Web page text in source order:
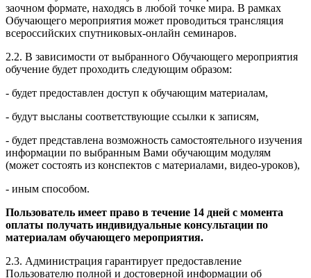
заочном формате, находясь в любой точке мира. В рамках
Обучающего мероприятия может проводиться трансляция
всероссийских спутниковых-онлайн семинаров.
2.2. В зависимости от выбранного Обучающего мероприятия
обучение будет проходить следующим образом:
- будет предоставлен доступ к обучающим материалам,
- будут высланы соответствующие ссылки к записям,
- будет представлена возможность самостоятельного изучения
информации по выбранным Вами обучающим модулям
(может состоять из конспектов с материалами, видео-уроков),
- иным способом.
Пользователь имеет право в течение 14 дней с момента
оплаты получать индивидуальные консультации по
материалам обучающего мероприятия.
2.3. Администрация гарантирует предоставление
Пользователю полной и достоверной информации об